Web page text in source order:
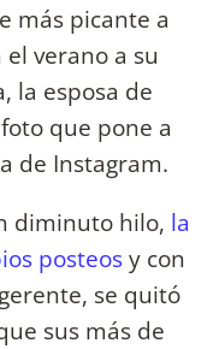
más picante a
verano a su
la esposa de
que pone a
de Instagram.
diminuto hilo, la
posteosy con
se quitó
sus más de